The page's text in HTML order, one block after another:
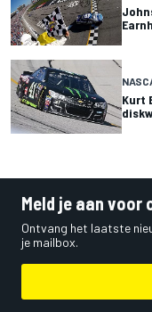
Kurt
Meld je aan voor
Ontvang het laatste
je mailbox.